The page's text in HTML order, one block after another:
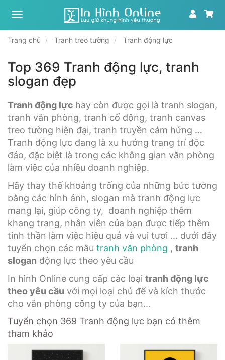
Xưởng
ảnh
cầu
|
In
Online
Trang chủ Tranh treo tường Tranh động lực
Top 369 Tranh động lực, tranh
slogan đẹp
Tranh động lực hay còn được gọi là tranh slogan,
tranh văn phòng, tranh cổ động, tranh canvas
treo tường hiện đại, tranh truyền cảm hứng …
Tranh động lực đang là xu hướng trang trí độc
đáo, đặc biệt là trong các không gian văn phòng
làm việc của nhiều doanh nghiệp.
Hãy thay thế khoảng trống của những bức tường
bằng các hình ảnh, slogan mà tranh động lực
mang lại, giúp công ty, doanh nghiệp thêm
khang trang, nhân viên của bạn được tiếp thêm
tinh thần làm việc hiệu quả và vui tươi ... dưới đây
tuyển chọn các mẫu tranh văn phòng , tranh
slogan động lực theo yêu cầu
In hình Online cung cấp các loại tranh động lực
theo yêu cầu với mọi loại chủ để và kích thước
cho văn phòng công ty của bạn...
Tuyển chọn 369 Tranh động lực bạn có thêm
tham khảo